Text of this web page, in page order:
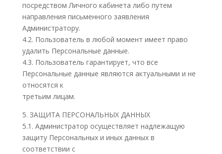
посредством Личного кабинета либо путем
направления письменного заявления
Администратору.
4.2. Пользователь в любой момент имеет право
удалить Персональные данные.
4.3. Пользователь гарантирует, что все
Персональные данные являются актуальными и не
относятся к
третьим лицам.
5. ЗАЩИТА ПЕРСОНАЛЬНЫХ ДАННЫХ
5.1. Администратор осуществляет надлежащую
защиту Персональных и иных данных в
соответствии с